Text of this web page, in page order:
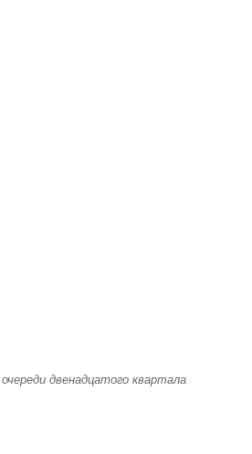
двенадцатого квартала